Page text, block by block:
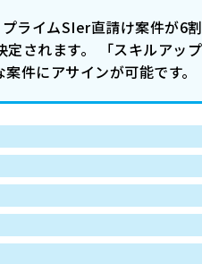
ライムSIer直請け案件が6
されます。 「スキルアッ
件にアサインが可能です。